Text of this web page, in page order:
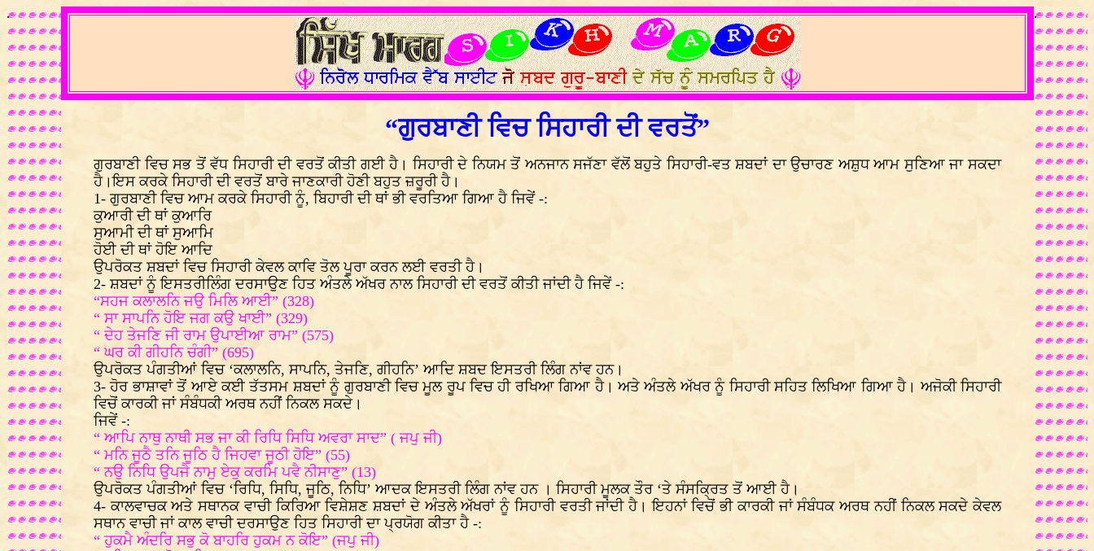
.
“ਗੁਰਬਾਣੀ ਵਿਚ ਸਿਹਾਰੀ ਦੀ ਵਰਤੋਂ”
ਗੁਰਬਾਣੀ ਵਿਚ ਸਭ ਤੋਂ ਵੱਧ ਸਿਹਾਰੀ ਦੀ ਵਰਤੋਂ ਕੀਤੀ ਗਈ ਹੈ। ਸਿਹਾਰੀ ਦੇ ਨਿਯਮ ਤੋਂ ਅਨਜਾਨ ਸਜੱਣਾ ਵੱਲੋਂ ਬਹੁਤੇ ਸਿਹਾਰੀ-ਵਤ ਸ਼ਬਦਾਂ ਦਾ ਉਚਾਰਣ ਅਸ਼ੁਧ ਆਮ ਸੁਣਿਆ ਜਾ ਸਕਦਾ
ਹੈ।ਇਸ ਕਰਕੇ ਸਿਹਾਰੀ ਦੀ ਵਰਤੋਂ ਬਾਰੇ ਜਾਣਕਾਰੀ ਹੋਣੀ ਬਹੁਤ ਜ਼ਰੂਰੀ ਹੈ।
1- ਗੁਰਬਾਣੀ ਵਿਚ ਆਮ ਕਰਕੇ ਸਿਹਾਰੀ ਨੂੰ, ਬਿਹਾਰੀ ਦੀ ਥਾਂ ਭੀ ਵਰਤਿਆ ਗਿਆ ਹੈ ਜਿਵੇਂ -:
ਕੁਆਰੀ ਦੀ ਥਾਂ ਕੁਆਰਿ
ਸੁਆਮੀ ਦੀ ਥਾਂ ਸੁਆਮਿ
ਹੋਈ ਦੀ ਥਾਂ ਹੋਇ ਆਦਿ
ਉਪਰੋਕਤ ਸ਼ਬਦਾਂ ਵਿਚ ਸਿਹਾਰੀ ਕੇਵਲ ਕਾਵਿ ਤੋਲ ਪੂਰਾ ਕਰਨ ਲਈ ਵਰਤੀ ਹੈ।
2- ਸ਼ਬਦਾਂ ਨੂੰ ਇਸਤਰੀਲਿੰਗ ਦਰਸਾਉਣ ਹਿਤ ਅੰਤਲੇ ਅੱਖਰ ਨਾਲ ਸਿਹਾਰੀ ਦੀ ਵਰਤੋਂ ਕੀਤੀ ਜਾਂਦੀ ਹੈ ਜਿਵੇਂ -:
“ਸਹਜ ਕਲਾਲਨਿ ਜਉ ਮਿਲਿ ਆਈ” (328)
“ ਸਾ ਸਾਪਨਿ ਹੋਇ ਜਗ ਕਉ ਖਾਈ” (329)
“ ਦੇਹ ਤੇਜਣਿ ਜੀ ਰਾਮ ਉਪਾਈਆ ਰਾਮ” (575)
“ ਘਰ ਕੀ ਗੀਹਨਿ ਚੰਗੀ” (695)
ਉਪਰੋਕਤ ਪੰਗਤੀਆਂ ਵਿਚ ‘ਕਲਾਲਨਿ, ਸਾਪਨਿ, ਤੇਜਣਿ, ਗੀਹਨਿ’ ਆਦਿ ਸ਼ਬਦ ਇਸਤਰੀ ਲਿੰਗ ਨਾਂਵ ਹਨ।
3- ਹੋਰ ਭਾਸ਼ਾਵਾਂ ਤੋਂ ਆਏ ਕਈ ਤੱਤਸਮ ਸ਼ਬਦਾਂ ਨੂੰ ਗੁਰਬਾਣੀ ਵਿਚ ਮੂਲ ਰੂਪ ਵਿਚ ਹੀ ਰਖਿਆ ਗਿਆ ਹੈ। ਅਤੇ ਅੰਤਲੇ ਅੱਖਰ ਨੂੰ ਸਿਹਾਰੀ ਸਹਿਤ ਲਿਖਿਆ ਗਿਆ ਹੈ। ਅਜੋਕੀ ਸਿਹਾਰੀ
ਵਿਚੋਂ ਕਾਰਕੀ ਜਾਂ ਸੰਬੰਧਕੀ ਅਰਥ ਨਹੀਂ ਨਿਕਲ ਸਕਦੇ।
ਜਿਵੇਂ -:
“ ਆਪਿ ਨਾਥੁ ਨਾਥੀ ਸਭ ਜਾ ਕੀ ਰਿਧਿ ਸਿਧਿ ਅਵਰਾ ਸਾਦ” ( ਜਪੁ ਜੀ)
“ ਮਨਿ ਜੂਠੈ ਤਨਿ ਜੂਠਿ ਹੈ ਜਿਹਵਾ ਜੂਠੀ ਹੋਇ” (55)
“ ਨਉ ਨਿਧਿ ਉਪਜੈ ਨਾਮੁ ਏਕੁ ਕਰਮਿ ਪਵੈ ਨੀਸਾਣੁ” (13)
ਉਪਰੋਕਤ ਪੰਗਤੀਆਂ ਵਿਚ ‘ਰਿਧਿ, ਸਿਧਿ, ਜੂਠਿ, ਨਿਧਿ’ ਆਦਕ ਇਸਤਰੀ ਲਿੰਗ ਨਾਂਵ ਹਨ । ਸਿਹਾਰੀ ਮੂਲਕ ਤੌਰ ‘ਤੇ ਸੰਸਕ੍ਰਿਤ ਤੋਂ ਆਈ ਹੈ।
4- ਕਾਲਵਾਚਕ ਅਤੇ ਸਥਾਨਕ ਵਾਚੀ ਕਿਰਿਆ ਵਿਸ਼ੇਸ਼ਣ ਸ਼ਬਦਾਂ ਦੇ ਅੰਤਲੇ ਅੱਖਰਾਂ ਨੂੰ ਸਿਹਾਰੀ ਵਰਤੀ ਜਾਂਦੀ ਹੈ। ਇਹਨਾਂ ਵਿਚੋਂ ਭੀ ਕਾਰਕੀ ਜਾਂ ਸੰਬੰਧਕ ਅਰਥ ਨਹੀਂ ਨਿਕਲ ਸਕਦੇ ਕੇਵਲ
ਸਥਾਨ ਵਾਚੀ ਜਾਂ ਕਾਲ ਵਾਚੀ ਦਰਸਾਉਣ ਹਿਤ ਸਿਹਾਰੀ ਦਾ ਪ੍ਰਯੋਗ ਕੀਤਾ ਹੈ -:
“ ਹੁਕਮੈ ਅੰਦਰਿ ਸਭੁ ਕੋ ਬਾਹਰਿ ਹੁਕਮ ਨ ਕੋਇ” (ਜਪੁ ਜੀ)
.